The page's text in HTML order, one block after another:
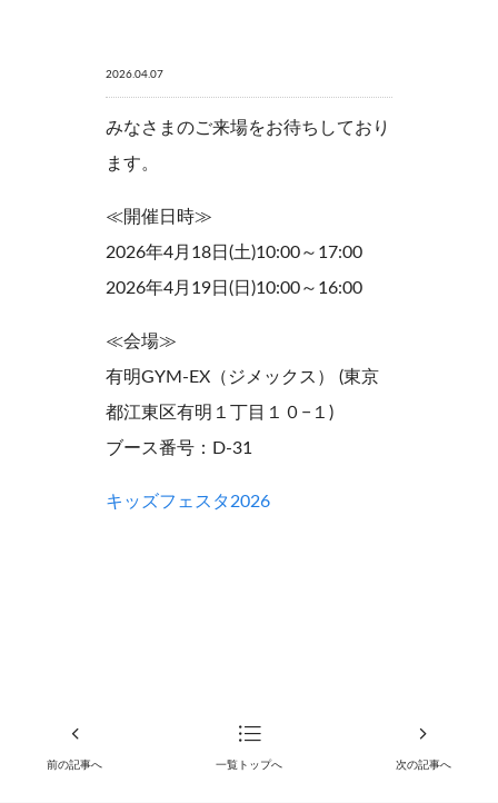
2026.04.07
みなさまのご来場をお待ちしており
ます。
≪開催日時≫
2026年4月18日(土)10:00～17:00
2026年4月19日(日)10:00～16:00
≪会場≫
有明GYM-EX（ジメックス） (東京
都江東区有明１丁目１０−１)
ブース番号：D-31
キッズフェスタ2026
前の記事へ 一覧トップへ 次の記事へ